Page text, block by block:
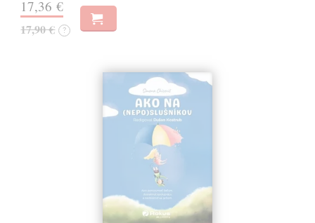
17,36 €
17,90 € ?